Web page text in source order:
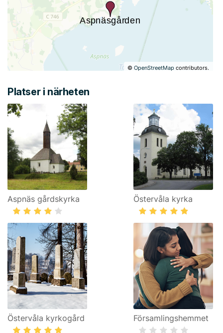
©OpenStreetMap contributors.
Platser i närheten
Aspnäs gårdskyrka Östervåla kyrka
Östervåla kyrkogård Församlingshemmet